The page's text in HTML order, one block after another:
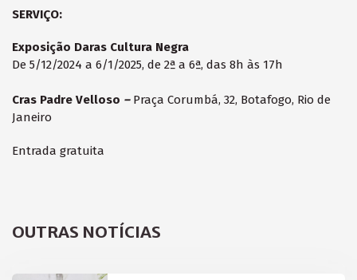
SERVIÇO:
Exposição Daras Cultura Negra
De 5/12/2024 a 6/1/2025, de 2ª a 6ª, das 8h às 17h
Cras Padre Velloso – Praça Corumbá, 32, Botafogo, Rio de
Janeiro
Entrada gratuita
OUTRAS NOTÍCIAS